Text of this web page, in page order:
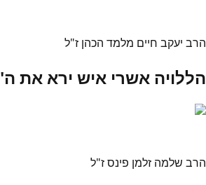
הרב יעקב חיים מלמד הכהן ז"ל
הללויה אשרי איש ירא את ה'
הרב שלמה זלמן פינס ז"ל